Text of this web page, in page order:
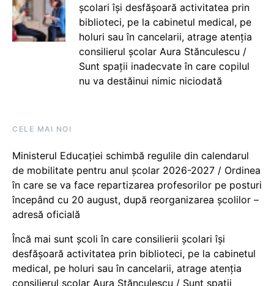
școlari își desfășoară activitatea prin
biblioteci, pe la cabinetul medical, pe
holuri sau în cancelarii, atrage atenția
consilierul școlar Aura Stănculescu /
Sunt spații inadecvate în care copilul
nu va destăinui nimic niciodată
CELE MAI NOI
Ministerul Educației schimbă regulile din calendarul
de mobilitate pentru anul școlar 2026-2027 / Ordinea
în care se va face repartizarea profesorilor pe posturi
începând cu 20 august, după reorganizarea școlilor –
adresă oficială
Încă mai sunt școli în care consilierii școlari își
desfășoară activitatea prin biblioteci, pe la cabinetul
medical, pe holuri sau în cancelarii, atrage atenția
consilierul școlar Aura Stănculescu / Sunt spații